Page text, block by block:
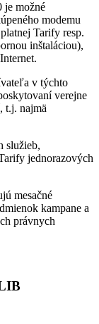
je možné
modemu
Tarify resp.
inštaláciou),
v týchto
verejne
t.j. najmä
služieb,
jednorazových
mesačné
kampane a
právnych